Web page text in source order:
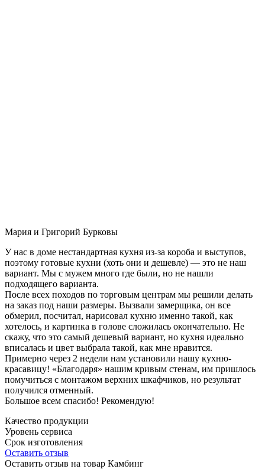
Мария и Григорий Бурковы
У нас в доме нестандартная кухня из-за короба и выступов,
поэтому готовые кухни (хоть они и дешевле) — это не наш
вариант. Мы с мужем много где были, но не нашли
подходящего варианта.
После всех походов по торговым центрам мы решили делать
на заказ под наши размеры. Вызвали замерщика, он все
обмерил, посчитал, нарисовал кухню именно такой, как
хотелось, и картинка в голове сложилась окончательно. Не
скажу, что это самый дешевый вариант, но кухня идеально
вписалась и цвет выбрала такой, как мне нравится.
Примерно через 2 недели нам установили нашу кухню-
красавицу! «Благодаря» нашим кривым стенам, им пришлось
помучиться с монтажом верхних шкафчиков, но результат
получился отменный.
Большое всем спасибо! Рекомендую!
Качество продукции
Уровень сервиса
Срок изготовления
Оставить отзыв
Оставить отзыв на товар Камбинг